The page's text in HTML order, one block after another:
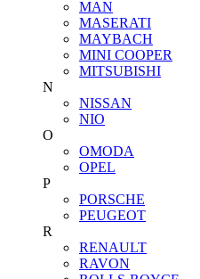
MAN
MASERATI
MAYBACH
MINI COOPER
MITSUBISHI
N
NISSAN
NIO
O
OMODA
OPEL
P
PORSCHE
PEUGEOT
R
RENAULT
RAVON